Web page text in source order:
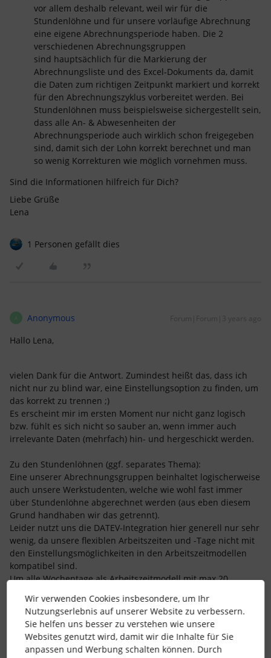
vor allem deshalb relevant, weil wir für die
Stundenlöhne und für unsere vorläufige Abrechnung
eine eigene Abrechnungsperiode haben. Die 2
verschiedenen Abrechnungsgruppen
sind hauptsächlich für die Markierung der
Abrechnungsliste und des Excel-Dokuments da, damit
die Daten zum richtigen Zeitpunkt markiert und korrekt
für den Abrechnungszyklus vorbereitet werden. Bei
Stundenlöhnen muss beispielsweise sichergestellt sein,
dass alle An- & Abwesenheiten der
Abrechnungsperiode auch wirklich schon freigegeben
sind, damit sich der Lohn korrekt berechnet und man
so wenig Korrekturen wie möglich vornehmen muss.
Sind die Informationen hilfreich für Dich?
Liebe Grüße
Lena
1 Personen gefällt dies
A Anonymous Forum|Forum|3 years ago
Hallo Lena,
vielen Dank für die Antwort. Zumindest heißt das, dass ich
nicht nur zu blind war, eine Einstellungsoption zu finden, um
das korrekt zu trennen ;)
Es erscheint mir im ersten Moment nur nicht ganz logisch
bzw. fühlt es sich nicht so sauber an, wenn immer auch
irrelevante Daten (mehrfach) hin- und hergeschickt werden.
Zu den Stundenlöhnen (ggf. separates Thema):
Eine unserer Abrechnungsgruppen beinhaltet logischerweise
auch unsere Werkstudenten, welche wie wohl fast immer
über Stundenlöhne abgerechnet werden (aus eben diesem
Grund handhaben wir das getrennt).
Leider nutzt uns die DATEV-Integration hier generell nur sehr
wenig, da unsere flexiblen Arbeitszeiten und -Tage nicht mit
den Einstellungsmöglichkeiten in den Arbeitszeitmodellen
kompatibel sind.
Um alle Wochentage als Arbeitszeitmodell mit max 20
Modellen von 8-12 Uhr hinterlegt. Dadurch berechnet die
Lohnbuchhaltung leider für einen ganzen Tag Urlaub,
Krankheit (oder sonstige Abwesenheit) immer nur 4 Stunden
und für einen halben 2. So müssen wir hier weiterhin fast
alles manuell berechnen, da die Lohnbuchhaltung falsche
Wir verwenden Cookies insbesondere, um Ihr
Nutzungserlebnis auf unserer Website zu verbessern.
Sie helfen uns besser zu verstehen wie unsere
Websites genutzt wird, damit wir die Inhalte für Sie
anpassen und Werbung schalten können. Durch